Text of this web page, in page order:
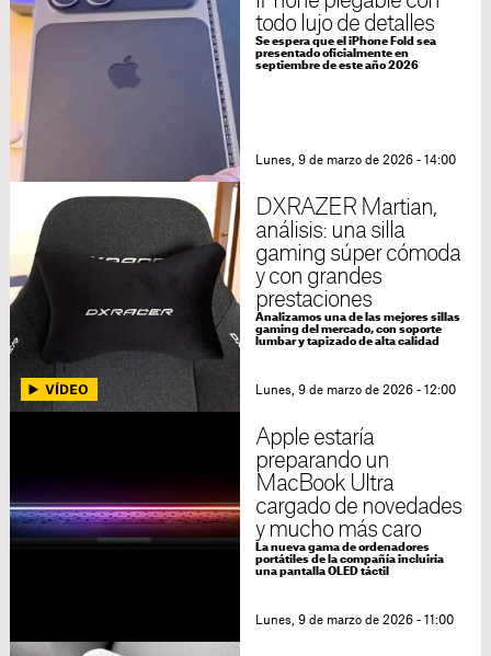
todo lujo de detalles
Se espera que el iPhone Fold sea
presentado oficialmente en
septiembre de este año 2026
Lunes, 9 de marzo de 2026 - 14:00
DXRAZER Martian,
análisis: una silla
gaming súper cómoda
y con grandes
prestaciones
Analizamos una de las mejores sillas
gaming del mercado, con soporte
lumbar y tapizado de alta calidad
Lunes, 9 de marzo de 2026 - 12:00
Apple estaría
preparando un
MacBook Ultra
cargado de novedades
y mucho más caro
La nueva gama de ordenadores
portátiles de la compañía incluiría
una pantalla OLED táctil
Lunes, 9 de marzo de 2026 - 11:00